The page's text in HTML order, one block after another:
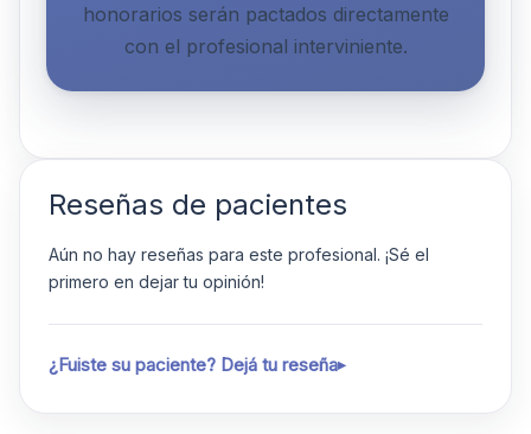
honorarios serán pactados directamente
con el profesional interviniente.
Reseñas de pacientes
Aún no hay reseñas para este profesional. ¡Sé el
primero en dejar tu opinión!
¿Fuiste su paciente? Dejá tu reseña